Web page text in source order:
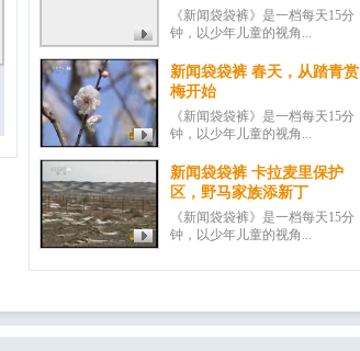
《新闻袋袋裤》是一档每天15分
钟，以少年儿童的视角...
新闻袋袋裤 春天，从踏青赏
梅开始
《新闻袋袋裤》是一档每天15分
钟，以少年儿童的视角...
新闻袋袋裤 卡拉麦里保护
区，野马家族添新丁
《新闻袋袋裤》是一档每天15分
钟，以少年儿童的视角...